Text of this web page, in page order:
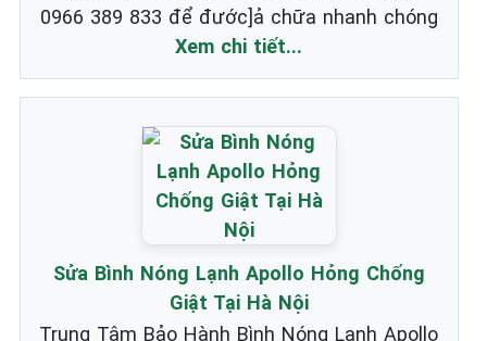
0966 389 833 để đước]ả chữa nhanh chóng
Xem chi tiết...
Sửa Bình Nóng Lạnh Apollo Hỏng Chống
Giật Tại Hà Nội
Trung Tâm Bảo Hành Bình Nóng Lạnh Apollo